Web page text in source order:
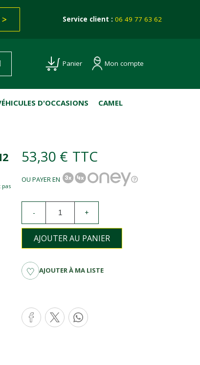
> Service client :06 49 77 63 62
Panier Mon compte
D'OCCASIONS CAMEL
53,30 € TTC
OU PAYER EN
- +
AJOUTER AU PANIER
AJOUTER À MA LISTE